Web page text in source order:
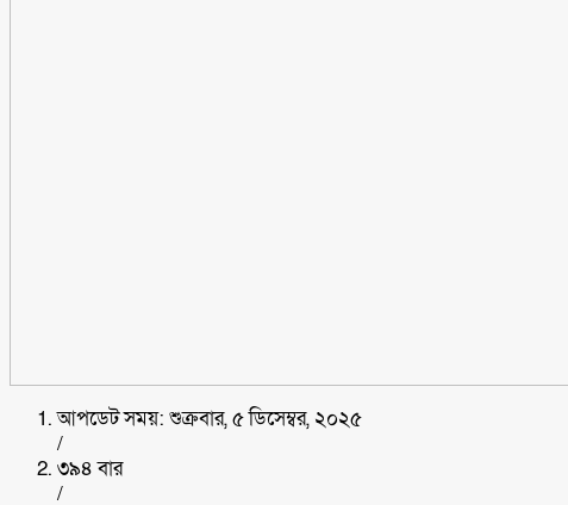
আপডেট সময়: শুক্রবার, ৫ ডিসেম্বর, ২০২৫
/
৩৯৪ বার
/